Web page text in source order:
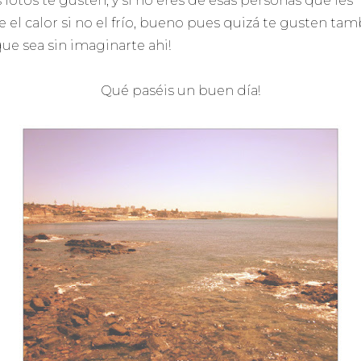
el calor si no el frío, bueno pues quizá te gusten
sea sin imaginarte ahi!
Qué paséis un buen día!